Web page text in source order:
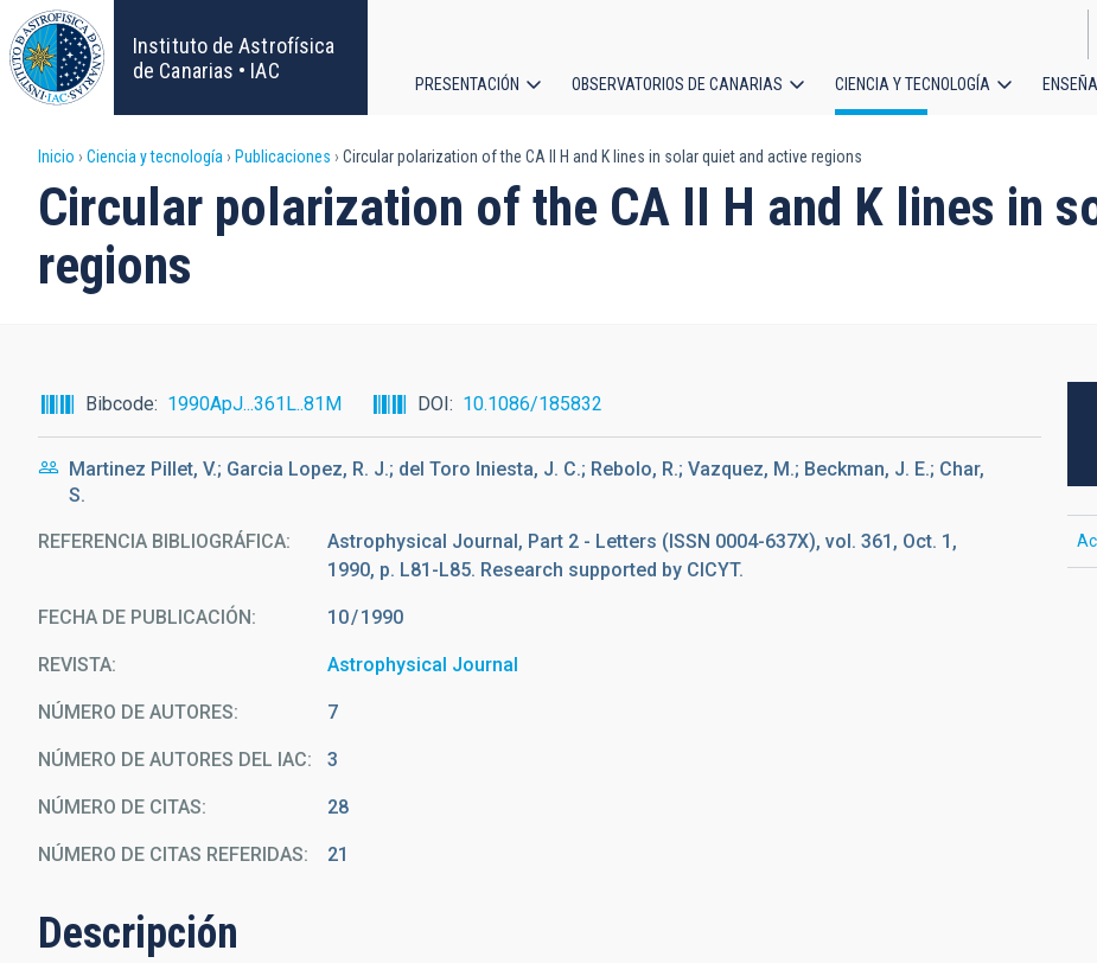
Pasar
al
contenido
principal
Instituto de Astrofísica
de Canarias • IAC
principal
PRESENTACIÓN OBSERVATORIOS DE CANARIAS CIENCIA Y TECNOLOGÍA
Sobrescribir
enlaces
de
a
la
navegación
Inicio Ciencia y tecnología Publicaciones Circular polarization of the CA II H and K lines in solar quiet and active regions
Circular polarization of the CA II H and K lines in
regions
Bibcode 1990ApJ...361L..81M DOI 10.1086/185832
Martinez Pillet, V.; Garcia Lopez, R. J.; del Toro Iniesta, J. C.; Rebolo, R.; Vazquez, M.; Beckman, J. E.; Char,
S.
REFERENCIA BIBLIOGRÁFICA
Astrophysical Journal, Part 2 - Letters (ISSN 0004-637X), vol. 361, Oct. 1,
1990, p. L81-L85. Research supported by CICYT.
FECHA DE PUBLICACIÓN: 10 1990
REVISTA Astrophysical Journal
NÚMERO DE AUTORES 7
NÚMERO DE AUTORES DEL IAC 3
NÚMERO DE CITAS 28
NÚMERO DE CITAS REFERIDAS 21
Descripción